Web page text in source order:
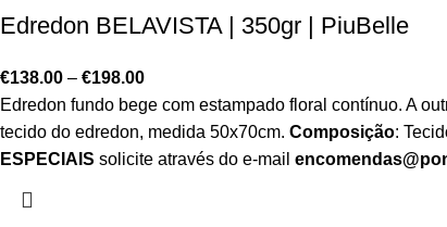
Edredon BELAVISTA | 350gr | PiuBelle
€138.00 – €198.00
Edredon fundo bege com estampado floral contínuo. A
tecido do edredon, medida 50x70cm. Composição:
ESPECIAIS solicite através do e-mail